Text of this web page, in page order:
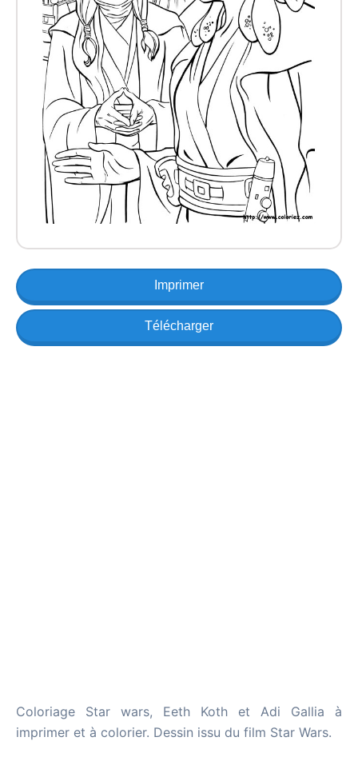
Imprimer
Télécharger
Coloriage Star wars, Eeth Koth et Adi Gallia à
imprimer et à colorier. Dessin issu du film Star Wars.